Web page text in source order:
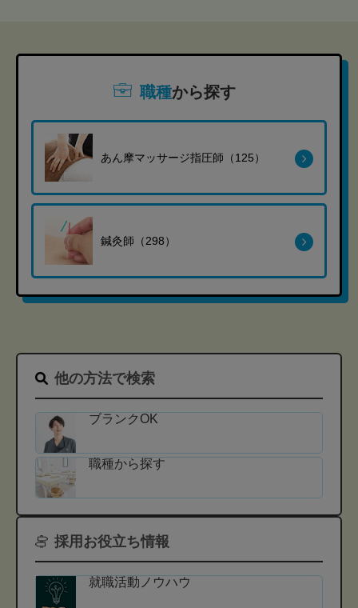
職種から探す
あん摩マッサージ指圧師（125）
鍼灸師（298）
他の方法で検索
ブランクOK
職種から探す
採用お役立ち情報
就職活動ノウハウ